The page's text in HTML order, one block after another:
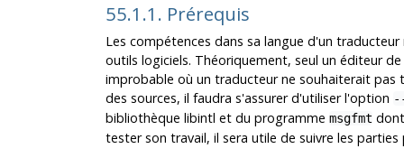
55.1.1. Prérequis
Les compétences dans sa langue d'un
outils logiciels. Théoriquement, seul un éditeur
improbable où un traducteur ne souhaiterait
des sources, il faudra s'assurer d'utiliser l'option
bibliothèque libintl et du programme msgfmt
tester son travail, il sera utile de suivre les